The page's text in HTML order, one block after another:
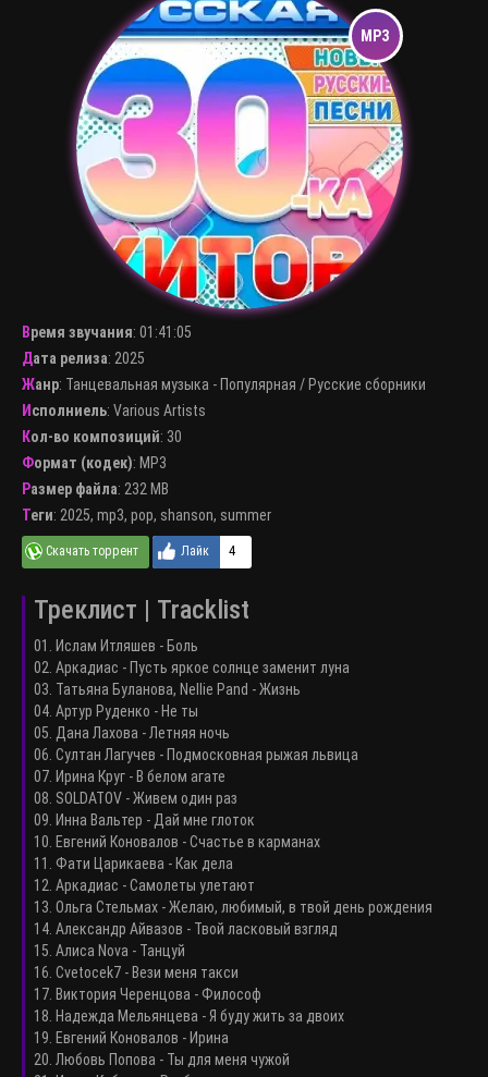
Время звучания: 01:41:05
Дата релиза: 2025
Жанр: Танцевальная музыка - Популярная / Русские сборники
Исполниель: Various Artists
Кол-во композиций: 30
Формат (кодек): MP3
Размер файла: 232 MB
Теги: 2025, mp3, pop, shanson, summer
4
Треклист | Tracklist
01. Ислам Итляшев - Боль
02. Аркадиас - Пусть яркое солнце заменит луна
03. Татьяна Буланова, Nellie Pand - Жизнь
04. Артур Руденко - Не ты
05. Дана Лахова - Летняя ночь
06. Султан Лагучев - Подмосковная рыжая львица
07. Ирина Круг - В белом агате
08. SOLDATOV - Живем один раз
09. Инна Вальтер - Дай мне глоток
10. Евгений Коновалов - Счастье в карманах
11. Фати Царикаева - Как дела
12. Аркадиас - Самолеты улетают
13. Ольга Стельмах - Желаю, любимый, в твой день рождения
14. Александр Айвазов - Твой ласковый взгляд
15. Алиса Nova - Танцуй
16. Cvetocek7 - Вези меня такси
17. Виктория Черенцова - Философ
18. Надежда Мельянцева - Я буду жить за двоих
19. Евгений Коновалов - Ирина
20. Любовь Попова - Ты для меня чужой